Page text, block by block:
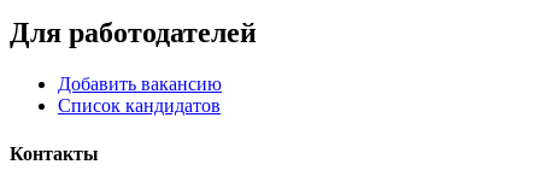
Для работодателей
Добавить вакансию
Список кандидатов
Контакты